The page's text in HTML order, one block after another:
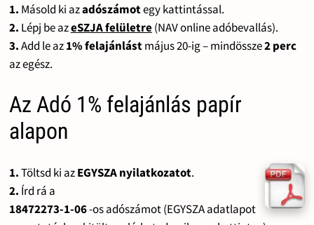
1. Másold ki azadószámotegy kattintással.
2. Lépj be azeSZJA felületre(NAV online adóbevallás).
3.Add le az1% felajánlástmájus 20-ig – mindössze2 perc
az egész.
Az Adó 1% felajánlás papír
alapon
1.Töltsd ki azEGYSZA nyilatkozatot.
2. Írd rá a
18472273-1-06-os adószámot (EGYSZA adatlapot